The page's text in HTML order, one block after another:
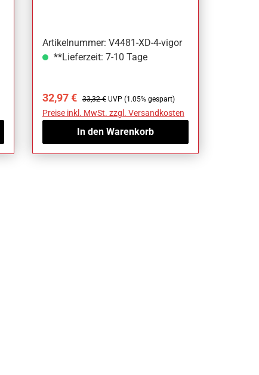
Artikelnummer: V4481-XD-4-vigor
**Lieferzeit: 7-10 Tage
Verkaufspreis:
32,97 € Regulärer Preis:
33,32 € UVP (1.05% gespart)
Preise inkl. MwSt. zzgl. Versandkosten
In den Warenkorb